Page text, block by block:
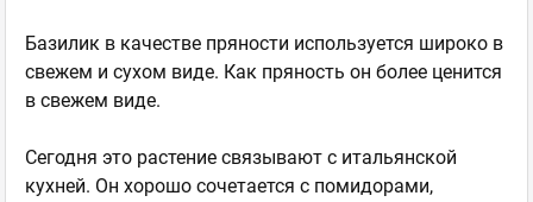
Базилик в качестве пряности используется широко в
свежем и сухом виде. Как пряность он более ценится
в свежем виде.
Сегодня это растение связывают с итальянской
кухней. Он хорошо сочетается с помидорами,